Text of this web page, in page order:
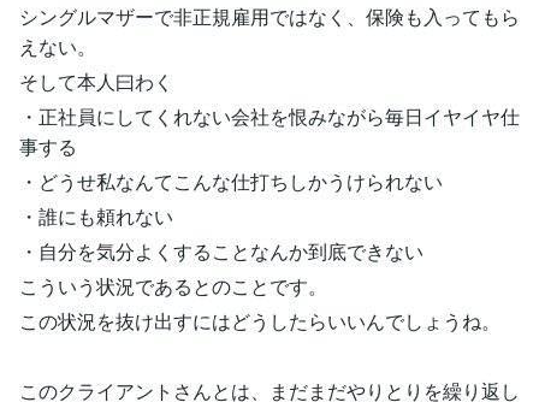
シングルマザーで非正規雇用ではなく、保険も入ってもら
えない。
そして本人曰わく
・正社員にしてくれない会社を恨みながら毎日イヤイヤ仕
事する
・どうせ私なんてこんな仕打ちしかうけられない
・誰にも頼れない
・自分を気分よくすることなんか到底できない
こういう状況であるとのことです。
この状況を抜け出すにはどうしたらいいんでしょうね。
このクライアントさんとは、まだまだやりとりを繰り返し